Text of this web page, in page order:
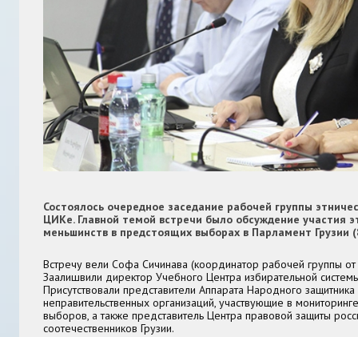
Состоялось очередное заседание рабочей группы
ЦИКе. Главной темой встречи было обсуждение участия
меньшинств в предстоящих выборах в Парламент Грузии
Встречу вели Софа Сичинава (координатор рабочей группы
Заалишвили директор Учебного Центра избирательной
Присутствовали представители Аппарата Народного
неправительственных организаций, участвующие в
выборов, а также представитель Центра правовой защиты
соотечественников Грузии.